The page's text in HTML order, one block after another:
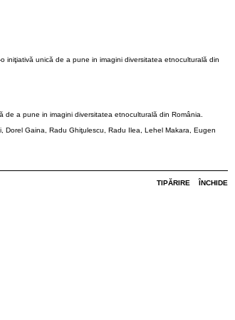
iniţiativă unică de a pune in imagini diversitatea etnoculturală din
a pune in imagini diversitatea etnoculturală din România.
Dorel Gaina, Radu Ghiţulescu, Radu Ilea, Lehel Makara, Eugen
TIPĂRIRE ÎNCHIDE